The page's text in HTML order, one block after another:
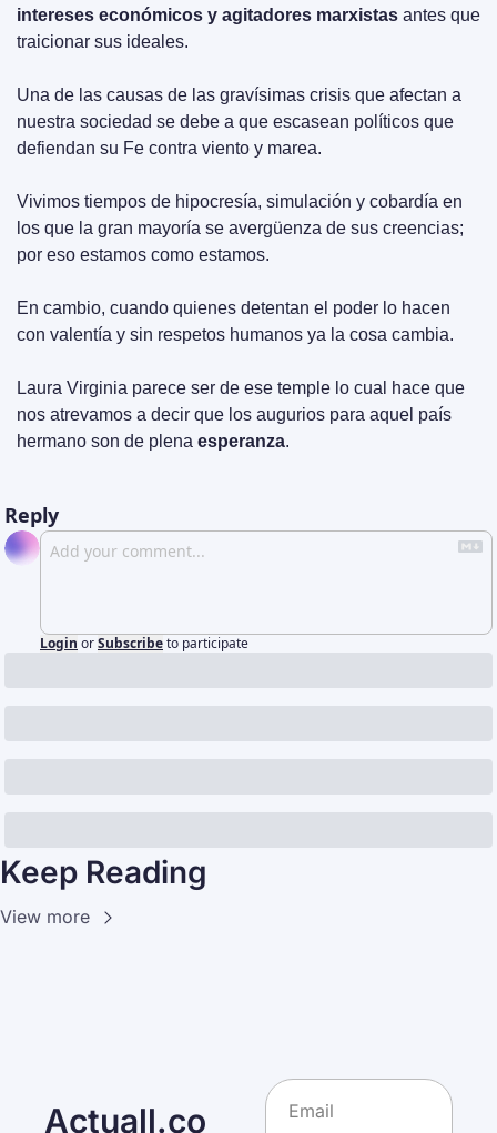
intereses económicos y agitadores marxistas antes que
traicionar sus ideales.
Una de las causas de las gravísimas crisis que afectan a
nuestra sociedad se debe a que escasean políticos que
defiendan su Fe contra viento y marea.
Vivimos tiempos de hipocresía, simulación y cobardía en
los que la gran mayoría se avergüenza de sus creencias;
por eso estamos como estamos.
En cambio, cuando quienes detentan el poder lo hacen
con valentía y sin respetos humanos ya la cosa cambia.
Laura Virginia parece ser de ese temple lo cual hace que
nos atrevamos a decir que los augurios para aquel país
hermano son de plena esperanza.
Reply
Login orSubscribeto participate
Keep Reading
View more
Actuall.co